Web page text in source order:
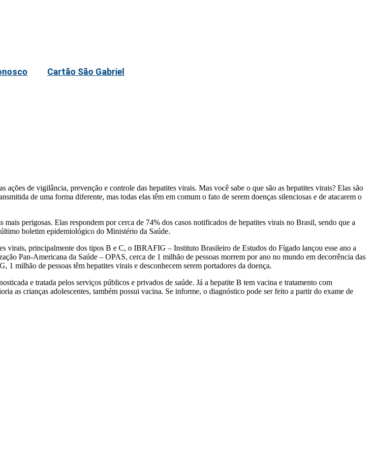
Cartão São Gabriel
de vigilância, prevenção e controle das hepatites virais. Mas você sabe o que são as hepatites virais? Elas são
de uma forma diferente, mas todas elas têm em comum o fato de serem doenças silenciosas e de atacarem o
perigosas. Elas respondem por cerca de 74% dos casos notificados de hepatites virais no Brasil, sendo que a
boletim epidemiológico do Ministério da Saúde.
virais, principalmente dos tipos B e C, o IBRAFIG – Instituto Brasileiro de Estudos do Fígado lançou esse ano a
Pan-Americana da Saúde – OPAS, cerca de 1 milhão de pessoas morrem por ano no mundo em decorrência das
milhão de pessoas têm hepatites virais e desconhecem serem portadores da doença.
e tratada pelos serviços públicos e privados de saúde. Já a hepatite B tem vacina e tratamento com
as crianças adolescentes, também possui vacina. Se informe, o diagnóstico pode ser feito a partir do exame de